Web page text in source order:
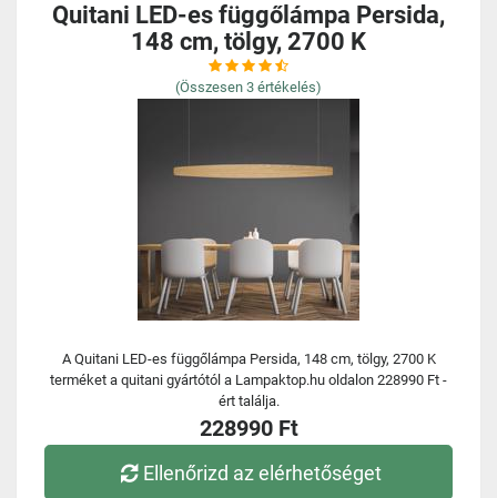
Quitani LED-es függőlámpa Persida,
148 cm, tölgy, 2700 K
(Összesen 3 értékelés)
A Quitani LED-es függőlámpa Persida, 148 cm, tölgy, 2700 K
terméket a quitani gyártótól a Lampaktop.hu oldalon 228990 Ft -
ért találja.
228990 Ft
Ellenőrizd az elérhetőséget